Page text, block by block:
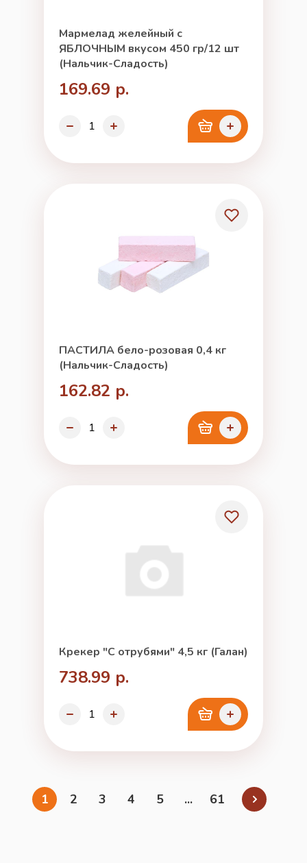
Мармелад желейный с
ЯБЛОЧНЫМ вкусом 450 гр/12 шт
(Нальчик-Сладость)
169.69 р.
ПАСТИЛА бело-розовая 0,4 кг
(Нальчик-Сладость)
162.82 р.
Крекер "С отрубями" 4,5 кг (Галан)
738.99 р.
1 2 3 4 5 ... 61